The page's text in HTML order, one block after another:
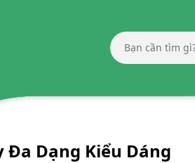
Đa Dạng Kiểu Dáng